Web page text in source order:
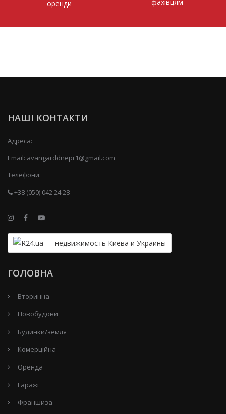
оренди
НАШІ КОНТАКТИ
Адреса:
Email: avangarddnepr1@gmail.com
Телефони:
+38 (050) 042 24 28
ГОЛОВНА
Вторинна
Новобудови
Будинки/земля
Комерційна
Оренда
Гаражі
Франшиза